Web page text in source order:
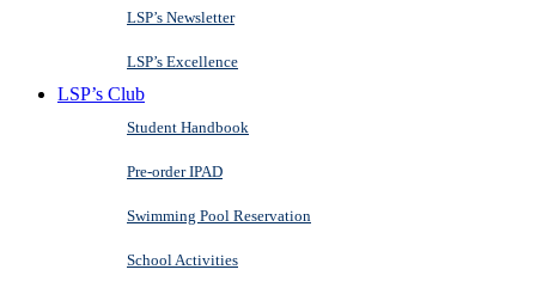
LSP’s Newsletter
LSP’s Excellence
LSP’s Club
Student Handbook
Pre-order IPAD
Swimming Pool Reservation
School Activities